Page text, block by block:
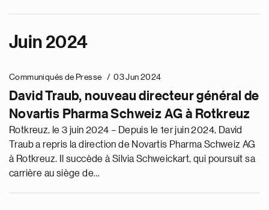
Juin 2024
Communiqués de Presse 03 Jun 2024
David Traub, nouveau directeur général de
Novartis Pharma Schweiz AG à Rotkreuz
Rotkreuz, le 3 juin 2024 – Depuis le 1er juin 2024, David
Traub a repris la direction de Novartis Pharma Schweiz AG
à Rotkreuz. Il succède à Silvia Schweickart, qui poursuit sa
carrière au siège de…